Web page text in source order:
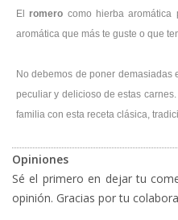
El romero como hierba
aromática que más te guste o que
No debemos de poner
peculiar y delicioso de estas
familia con esta receta clásica,
Opiniones
Sé el primero en dejar tu
opinión. Gracias por tu